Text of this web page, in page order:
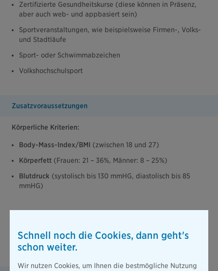
​Zertifizierte Gesundheitskurse (diese können in Präsenz,
aber auch web- und appbasiert sein)
Sportveranstaltungen, wie beispielsweise Firmen-, Volks-
und Stadtläufe
Sport- oder Schwimmabzeichen
Volkshochschulsport
Zusatzvoraussetzungen
Körperliche Kriterien:
Body-Mass-Index/BMI (zwischen 18 und 27)
Körperfett (Frauen: 21 – 36%, Männer: 8 – 25%)
Blutdruck (systolisch bis 130 mmHG, diastolisch bis 85
mmHG)
Schnell noch die Cookies, dann geht's
schon weiter.
Wir nutzen Cookies, um Ihnen die bestmögliche Nutzung